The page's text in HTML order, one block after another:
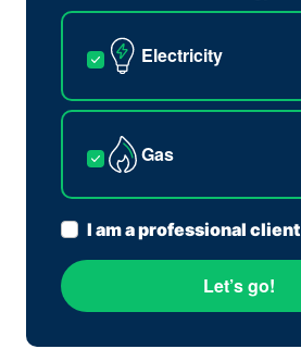
Electricity
Gas
I am a professional client
Let’s go!